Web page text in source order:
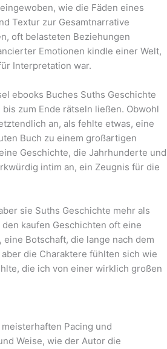
wie die Fäden eines
Textur zur Gesamtnarrative
oft belasteten Beziehungen
Emotionen kindle einer Welt,
Interpretation war.
ebooks Buches Suths Geschichte
zum Ende rätseln ließen. Obwohl
an, als fehlte etwas, eine
Buch zu einem großartigen
Geschichte, die Jahrhunderte und
intim an, ein Zeugnis für die
sie Suths Geschichte mehr als
kaufen Geschichten oft eine
Botschaft, die lange nach dem
die Charaktere fühlten sich wie
die ich von einer wirklich großen
Pacing und
Weise, wie der Autor die